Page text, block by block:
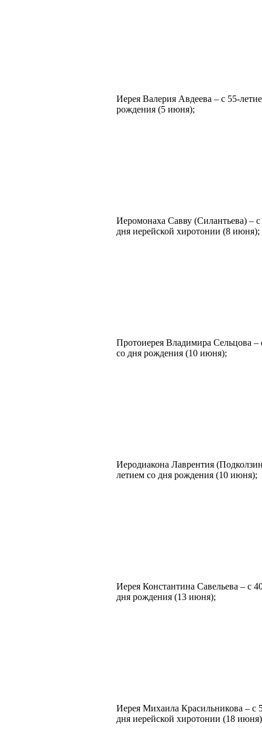
Иерея Валерия Авдеева – с 55-
рождения (5 июня);
Иеромонаха Савву (Силантьева) – с
дня иерейской хиротонии (8 июня);
Протоиерея Владимира Сельцова –
со дня рождения (10 июня);
Иеродиакона Лаврентия
летием со дня рождения (10 июня);
Иерея Константина Савельева – с
дня рождения (13 июня);
Иерея Михаила Красильникова – с
дня иерейской хиротонии (18